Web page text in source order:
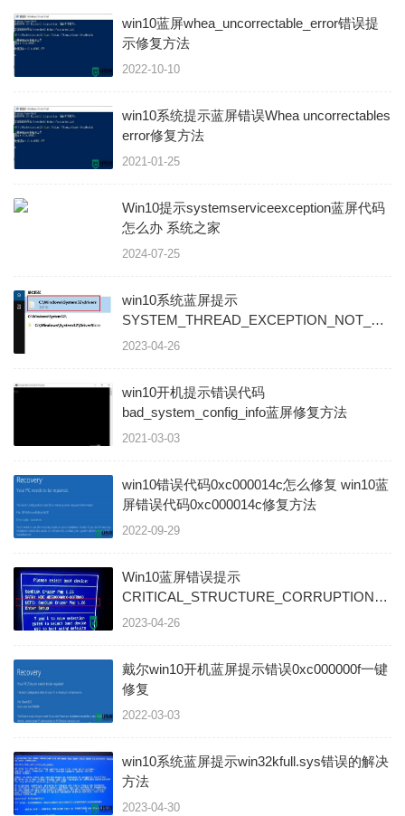
win10蓝屏whea_uncorrectable_error错误提
示修复方法
2022-10-10
win10系统提示蓝屏错误Whea uncorrectables
error修复方法
2021-01-25
Win10提示systemserviceexception蓝屏代码
怎么办 系统之家
2024-07-25
win10系统蓝屏提示
错误提示的解决方法
2023-04-26
win10开机提示错误代码
bad_system_config_info蓝屏修复方法
2021-03-03
win10错误代码0xc000014c怎么修复 win10蓝
屏错误代码0xc000014c修复方法
2022-09-29
Win10蓝屏错误提示
CRITICAL_STRUCTURE_CORRUPTION的
解决方法
2023-04-26
戴尔win10开机蓝屏提示错误0xc000000f一键
修复
2022-03-03
win10系统蓝屏提示win32kfull.sys错误的解决
方法
2023-04-30